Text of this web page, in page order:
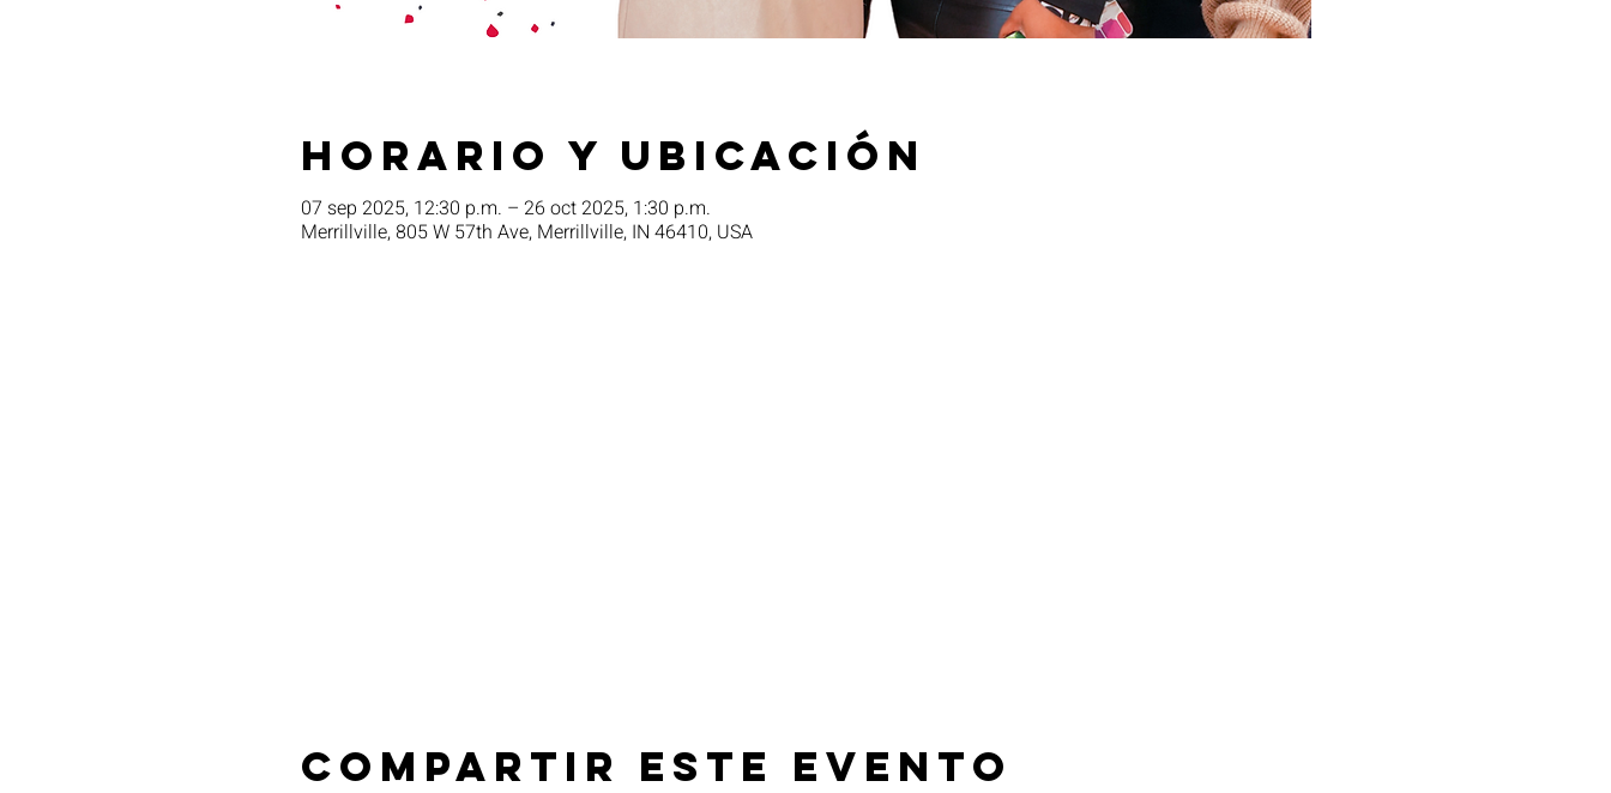
Horario y ubicación
07 sep 2025, 12:30 p.m. – 26 oct 2025, 1:30 p.m.
Merrillville, 805 W 57th Ave, Merrillville, IN 46410, USA
Compartir este evento